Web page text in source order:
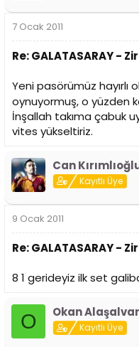
7 Ocak 2011
Re: GALATASARAY -
Yeni pasörümüz hayırlı
oynuyormuş, o yüzden
İnşallah takıma çabuk
vites yükseltiriz.
Can
Kayıtlı Üye
9 Ocak 2011
Re: GALATASARAY -
8 1 gerideyiz ilk set
O Okan
Kayıtlı Üye